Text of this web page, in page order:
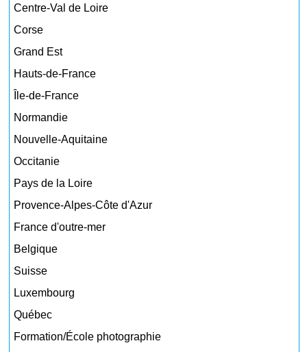
Centre-Val de Loire
Corse
Grand Est
Hauts-de-France
Île-de-France
Normandie
Nouvelle-Aquitaine
Occitanie
Pays de la Loire
Provence-Alpes-Côte d'Azur
France d'outre-mer
Belgique
Suisse
Luxembourg
Québec
Formation/École photographie